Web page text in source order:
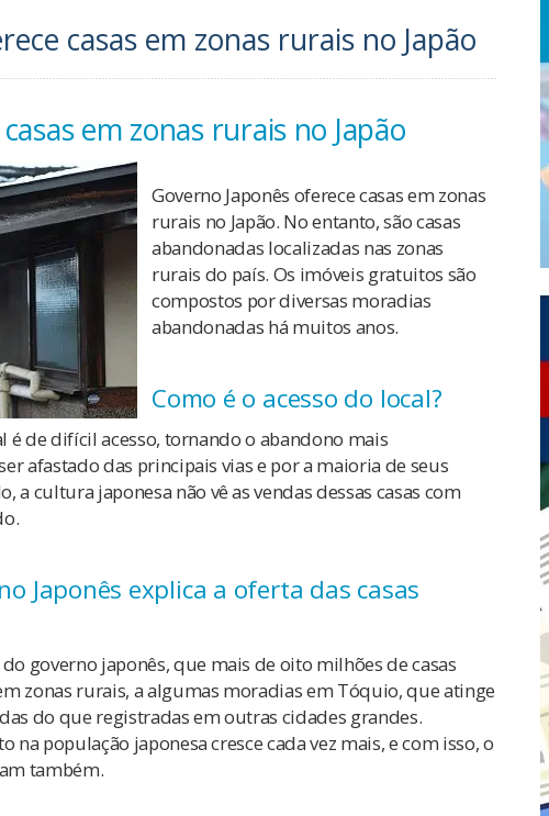
casas em zonas rurais no Japão
em zonas rurais no Japão
Governo Japonês oferece casas em zonas
rurais no Japão. No entanto, são casas
abandonadas localizadas nas zonas
rurais do país. Os imóveis gratuitos são
compostos por diversas moradias
abandonadas há muitos anos.
Como é o acesso do local?
de difícil acesso, tornando o abandono mais
afastado das principais vias e por a maioria de seus
cultura japonesa não vê as vendas dessas casas com
Japonês explica a oferta das casas
governo japonês, que mais de oito milhões de casas
zonas rurais, a algumas moradias em Tóquio, que atinge
do que registradas em outras cidades grandes.
na população japonesa cresce cada vez mais, e com isso, o
também.